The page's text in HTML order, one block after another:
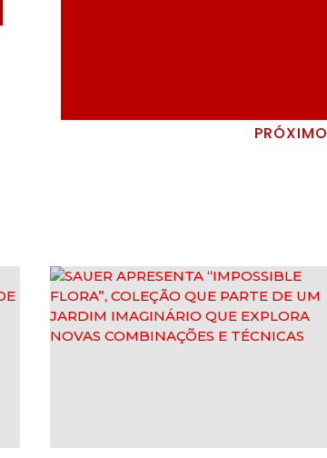
PRÓXIMO